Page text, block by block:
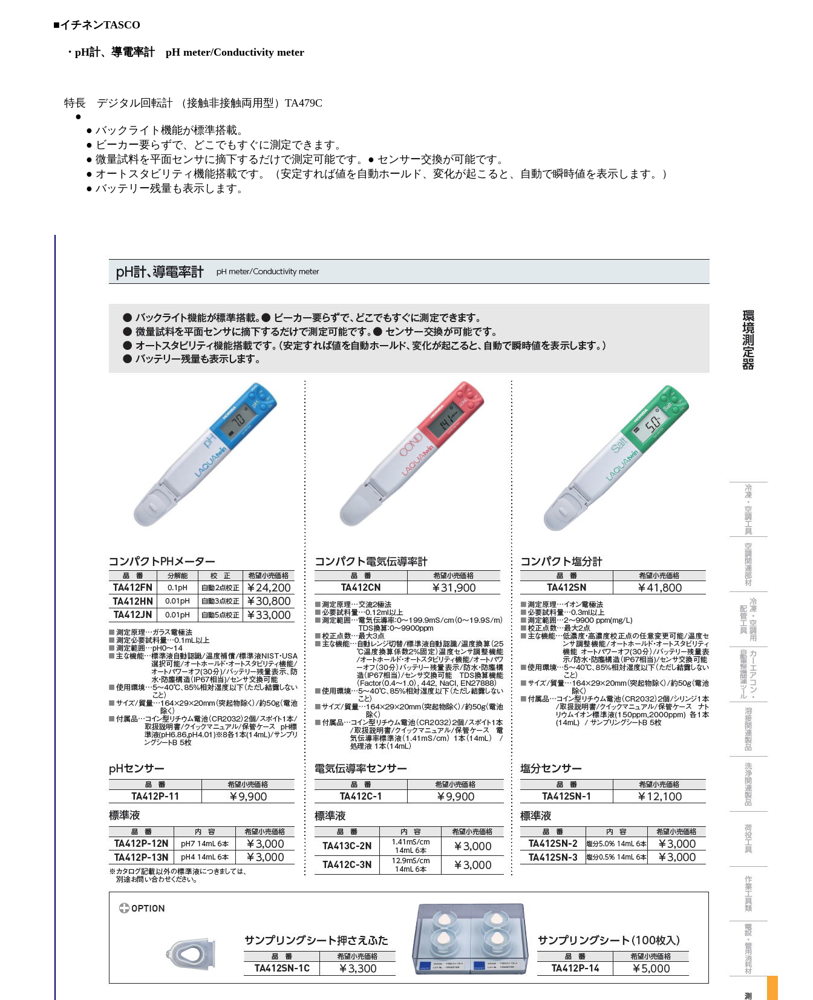
■イチネンTASCO
・pH計、導電率計 pH meter/Conductivity meter
特長 デジタル回転計 （接触非接触両用型）TA479C
●
● バックライト機能が標準搭載。
● ビーカー要らずで、どこでもすぐに測定できます。
● 微量試料を平面センサに摘下するだけで測定可能です。● センサー交換が可能です。
● オートスタビリティ機能搭載です。（安定すれば値を自動ホールド、変化が起こると、自動で瞬時値を表示します。）
● バッテリー残量も表示します。